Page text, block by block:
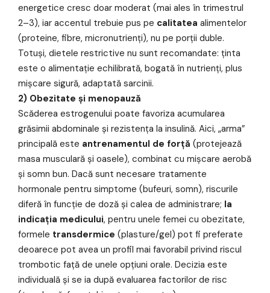
energetice cresc doar moderat (mai ales în trimestrul
2–3), iar accentul trebuie pus pe calitatea alimentelor
(proteine, fibre, micronutrienți), nu pe porții duble.
Totuși, dietele restrictive nu sunt recomandate: ținta
este o alimentație echilibrată, bogată în nutrienți, plus
mișcare sigură, adaptată sarcinii.
2) Obezitate și menopauză
Scăderea estrogenului poate favoriza acumularea
grăsimii abdominale și rezistența la insulină. Aici, „arma”
principală este antrenamentul de forță (protejează
masa musculară și oasele), combinat cu mișcare aerobă
și somn bun. Dacă sunt necesare tratamente
hormonale pentru simptome (bufeuri, somn), riscurile
diferă în funcție de doză și calea de administrare; la
indicația medicului, pentru unele femei cu obezitate,
formele transdermice (plasture/gel) pot fi preferate
deoarece pot avea un profil mai favorabil privind riscul
trombotic față de unele opțiuni orale. Decizia este
individuală și se ia după evaluarea factorilor de risc